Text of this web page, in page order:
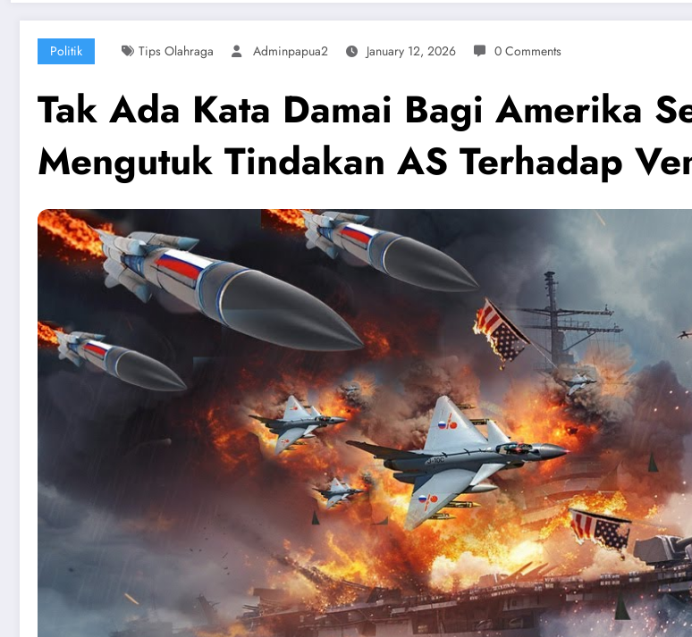
Politik Tips Olahraga Adminpapua2 January 12, 2026 0 Comments
Tak Ada Kata Damai Bagi Amerika
Mengutuk Tindakan AS Terhadap